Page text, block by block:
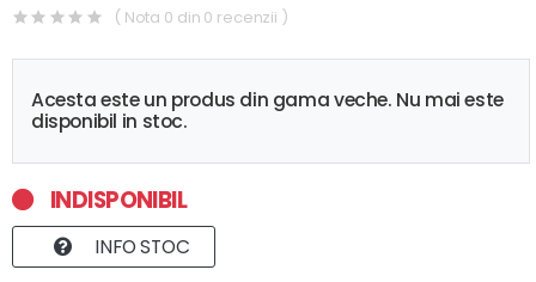
( Nota 0 din 0 recenzii )
Acesta este un produs din gama veche. Nu mai este
disponibil in stoc.
INDISPONIBIL
INFO STOC